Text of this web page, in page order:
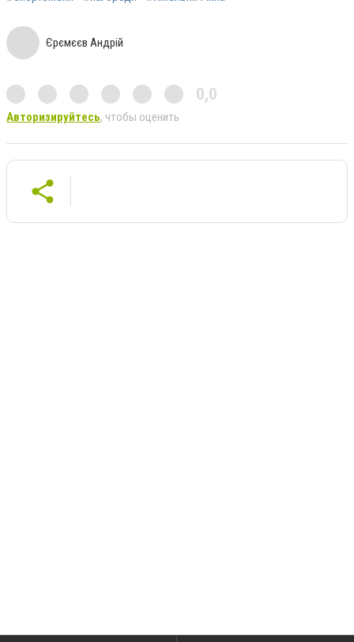
Єрємєєв Андрій
0,0
Авторизируйтесь, чтобы оценить